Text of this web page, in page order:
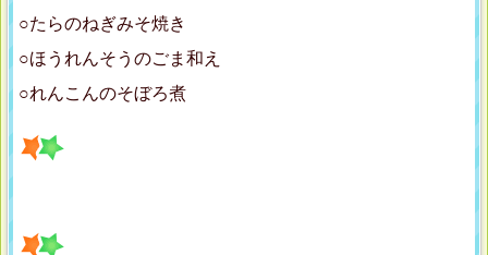
○たらのねぎみそ焼き
○ほうれんそうのごま和え
○れんこんのそぼろ煮